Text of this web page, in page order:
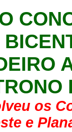
os
e